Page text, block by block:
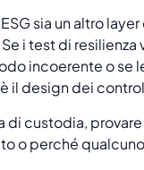
sia un altro
i test di resilienza
incoerente o se
il design dei
custodia,
o perché